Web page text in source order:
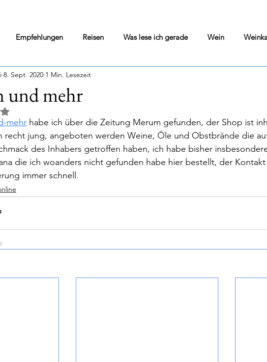
Empfehlungen Reisen Was lese ich gerade Wein
Merum Wine Blog
andere Kuriosi
Wohin in Darmstadt - Tips - Flops Was war gerade
und mehr
8. Sept. 2020 1 Min. Lesezeit
von 5 Sternen bewertet.
mehr habe ich über die Zeitung Merum gefunden, der Shop ist
recht jung, angeboten werden Weine, Öle und Obstbrände die
des Inhabers getroffen haben, ich habe bisher
die ich woanders nicht gefunden habe hier bestellt, der
immer schnell.